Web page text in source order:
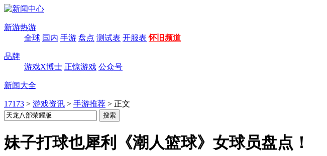
新游热游
全球 国内 手游 盘点 测试表 开服表 怀旧频道
品牌
游戏X博士 正惊游戏 公众号
新闻大全
17173 > 游戏资讯 > 手游推荐 > 正文
妹子打球也犀利《潮人篮球》女球员盘点！